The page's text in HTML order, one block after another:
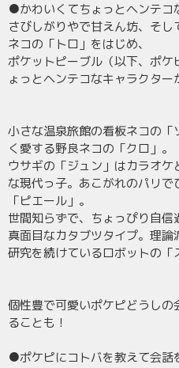
●かわいくてちょっとヘンテコ
さびしがりやで甘えん坊、そ
ネコの「トロ」をはじめ、
ポケットピーブル（以下、ポ
ょっとヘンテコなキャラクター
小さな温泉旅館の看板ネコの
く愛する野良ネコの「クロ」。
ウサギの「ジュン」はカラオ
な現代っ子。あこがれのパリ
「ピエール」。
世間知らずで、ちょっぴり自信
真面目なカタブツタイプ。理
研究を続けているロボットの「
個性豊で可愛いポケピどうし
ることも！
●ポケピにコトバを教えて会話